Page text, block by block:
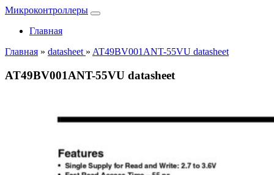
Микроконтроллеры
Главная
Главная » datasheet » AT49BV001ANT-55VU datasheet
AT49BV001ANT-55VU datasheet